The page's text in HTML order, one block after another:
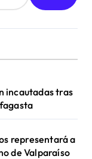
incautadas tras
representará a
de Valparaíso